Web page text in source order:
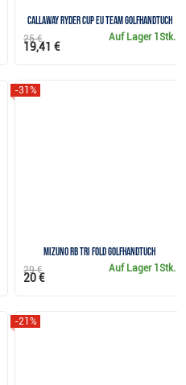
Callaway Ryder Cup EU Team Golfhandtuch
Auf Lager 1Stk.
25 €
19,41 €
Mizuno RB Tri Fold Golfhandtuch
-31%
Auf Lager 1Stk.
29 €
20 €
-21%